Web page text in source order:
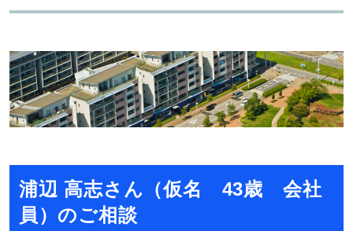
浦辺 高志さん（仮名 43歳 会社
員）のご相談